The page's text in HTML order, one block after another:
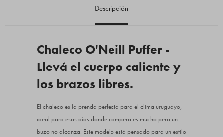
Descripción
Chaleco O'Neill Puffer -
Llevá el cuerpo caliente y
los brazos libres.
El chaleco es la prenda perfecta para el clima uruguayo,
ideal para esos días donde campera es mucho pero un
buzo no alcanza. Este modelo está pensado para un estilo